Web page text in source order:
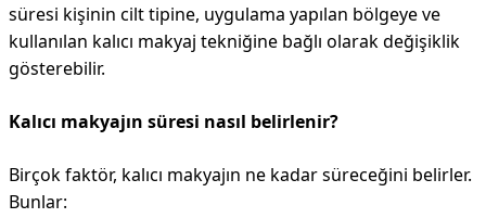
süresi kişinin cilt tipine, uygulama yapılan bölgeye ve
kullanılan kalıcı makyaj tekniğine bağlı olarak değişiklik
gösterebilir.
Kalıcı makyajın süresi nasıl belirlenir?
Birçok faktör, kalıcı makyajın ne kadar süreceğini belirler.
Bunlar: